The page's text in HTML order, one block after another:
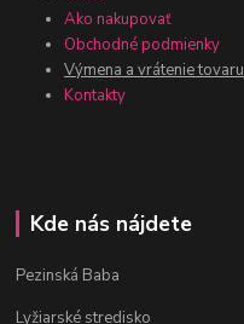
Ako nakupovať
Obchodné podmienky
Výmena a vrátenie tovaru
Kontakty
Kde nás nájdete
Pezinská Baba
Lyžiarské stredisko